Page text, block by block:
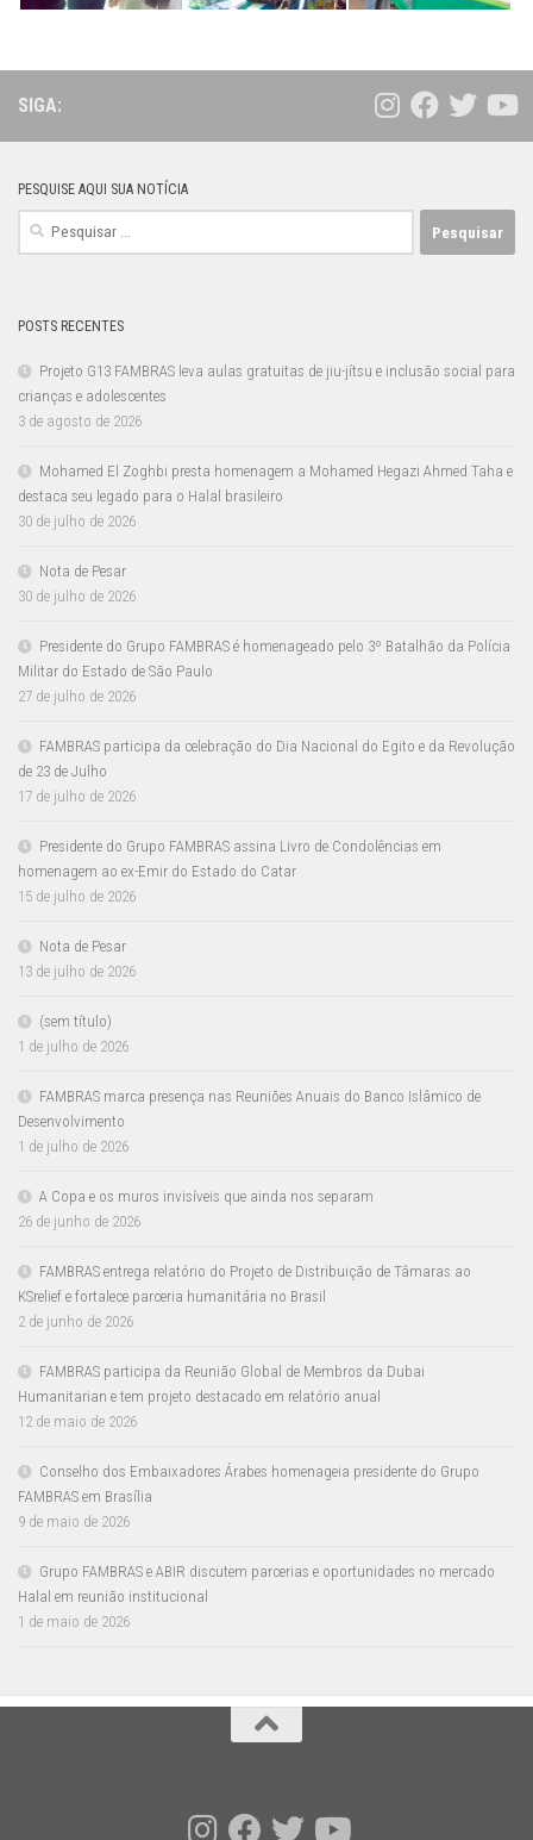
SIGA:
PESQUISE AQUI SUA NOTÍCIA
Pesquisar
POSTS RECENTES
Projeto G13 FAMBRAS leva aulas gratuitas de jiu-jítsu e inclusão social para
crianças e adolescentes
3 de agosto de 2026
Mohamed El Zoghbi presta homenagem a Mohamed Hegazi Ahmed Taha e
destaca seu legado para o Halal brasileiro
30 de julho de 2026
Nota de Pesar
30 de julho de 2026
Presidente do Grupo FAMBRAS é homenageado pelo 3º Batalhão da Polícia
Militar do Estado de São Paulo
27 de julho de 2026
FAMBRAS participa da celebração do Dia Nacional do Egito e da Revolução
de 23 de Julho
17 de julho de 2026
Presidente do Grupo FAMBRAS assina Livro de Condolências em
homenagem ao ex-Emir do Estado do Catar
15 de julho de 2026
Nota de Pesar
13 de julho de 2026
(sem título)
1 de julho de 2026
FAMBRAS marca presença nas Reuniões Anuais do Banco Islâmico de
Desenvolvimento
1 de julho de 2026
A Copa e os muros invisíveis que ainda nos separam
26 de junho de 2026
FAMBRAS entrega relatório do Projeto de Distribuição de Tâmaras ao
KSrelief e fortalece parceria humanitária no Brasil
2 de junho de 2026
FAMBRAS participa da Reunião Global de Membros da Dubai
Humanitarian e tem projeto destacado em relatório anual
12 de maio de 2026
Conselho dos Embaixadores Árabes homenageia presidente do Grupo
FAMBRAS em Brasília
9 de maio de 2026
Grupo FAMBRAS e ABIR discutem parcerias e oportunidades no mercado
Halal em reunião institucional
1 de maio de 2026